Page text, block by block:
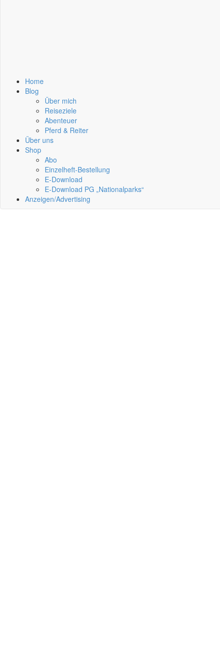
Home
Blog
Über mich
Reiseziele
Abenteuer
Pferd & Reiter
Über uns
Shop
Abo
Einzelheft-Bestellung
E-Download
E-Download PG „Nationalparks“
Anzeigen/Advertising